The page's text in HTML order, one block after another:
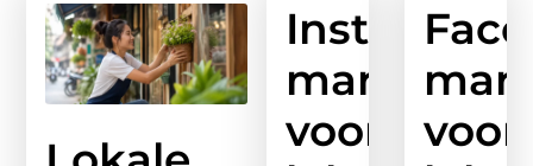
Instagram
marketing
voor
voor